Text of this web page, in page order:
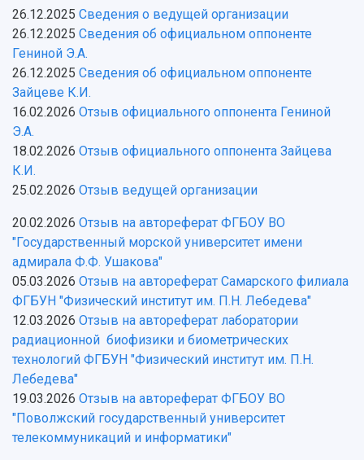
Наблюдательный совет
Попечительский совет
Ученый совет
Ректорат
Кадровый резерв
Персоналии
Сотрудники и преподаватели
Заслуженные деятели
Структура университета
Институты и факультеты
Кафедры
Научные подразделения
Отделы и службы
Общественные организации
Институт искусственного интеллекта
Инжиниринговый центр
Аграрный карбоновый полигон
Архив
Фирменный стиль
СМИ об университете
Пресс-центр
Газета "Полет"
Газета "Самарский университет"
Мы в соцсетях
Мультимедиа
Просветительский проект "Одержимы
Аспирантура
Формы обучения
Учебные планы
Дополнительное образование
Институты и факультеты
Образовательные программы
Профессорско-преподавательский состав
Расписание занятий
Стипендии
Тестирование иностранных граждан на
знание русского языка, истории России и
основ законодательства РФ
Платные образовательные услуги
Скидки на обучение
Подготовительные курсы
Библиотека
Конкурс на замещение должностей научных
работников
Научно-технический совет
Научные проекты и темы
Аспирантура и докторантура
Справочные материалы
Научная инфраструктура
Структурная схема управления научно-
исследовательской деятельностью
Материальная база
Подразделения научного обслуживания
Организационные документы
Результаты научно-исследовательской
деятельности
Научно-технические разработки
Конкурсы научных проектов и грантов
Областной конкурс "Молодой учёный"
Отчеты о научно-исследовательской
26.12.2025 Сведения о ведущей организации
26.12.2025 Сведения об официальном оппоненте
Гениной Э.А.
26.12.2025 Сведения об официальном оппоненте
Зайцеве К.И.
16.02.2026 Отзыв официального оппонента Гениной
Э.А.
18.02.2026 Отзыв официального оппонента Зайцева
К.И.
25.02.2026 Отзыв ведущей организации
20.02.2026 Отзыв на автореферат ФГБОУ ВО
"Государственный морской университет имени
адмирала Ф.Ф. Ушакова"
05.03.2026 Отзыв на автореферат Самарского филиала
ФГБУН "Физический институт им. П.Н. Лебедева"
12.03.2026 Отзыв на автореферат лаборатории
радиационной биофизики и биометрических
технологий ФГБУН "Физический институт им. П.Н.
Лебедева"
19.03.2026 Отзыв на автореферат ФГБОУ ВО
"Поволжский государственный университет
телекоммуникаций и информатики"